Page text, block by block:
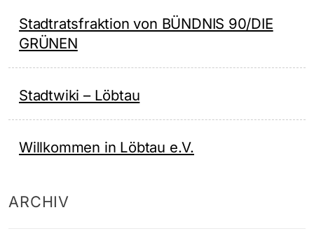
Stadtratsfraktion von BÜNDNIS 90/DIE
GRÜNEN
Stadtwiki – Löbtau
Willkommen in Löbtau e.V.
ARCHIV